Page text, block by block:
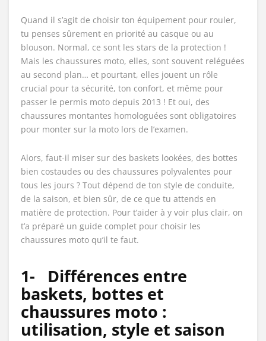
Quand il s’agit de choisir ton équipement pour rouler,
tu penses sûrement en priorité au casque ou au
blouson. Normal, ce sont les stars de la protection !
Mais les chaussures moto, elles, sont souvent reléguées
au second plan… et pourtant, elles jouent un rôle
crucial pour ta sécurité, ton confort, et même pour
passer le permis moto depuis 2013 ! Et oui, des
chaussures montantes homologuées sont obligatoires
pour monter sur la moto lors de l’examen.
Alors, faut-il miser sur des baskets lookées, des bottes
bien costaudes ou des chaussures polyvalentes pour
tous les jours ? Tout dépend de ton style de conduite,
de la saison, et bien sûr, de ce que tu attends en
matière de protection. Pour t’aider à y voir plus clair, on
t’a préparé un guide complet pour choisir les
chaussures moto qu’il te faut.
1-
Différences entre
baskets, bottes et
chaussures moto :
utilisation, style et saison